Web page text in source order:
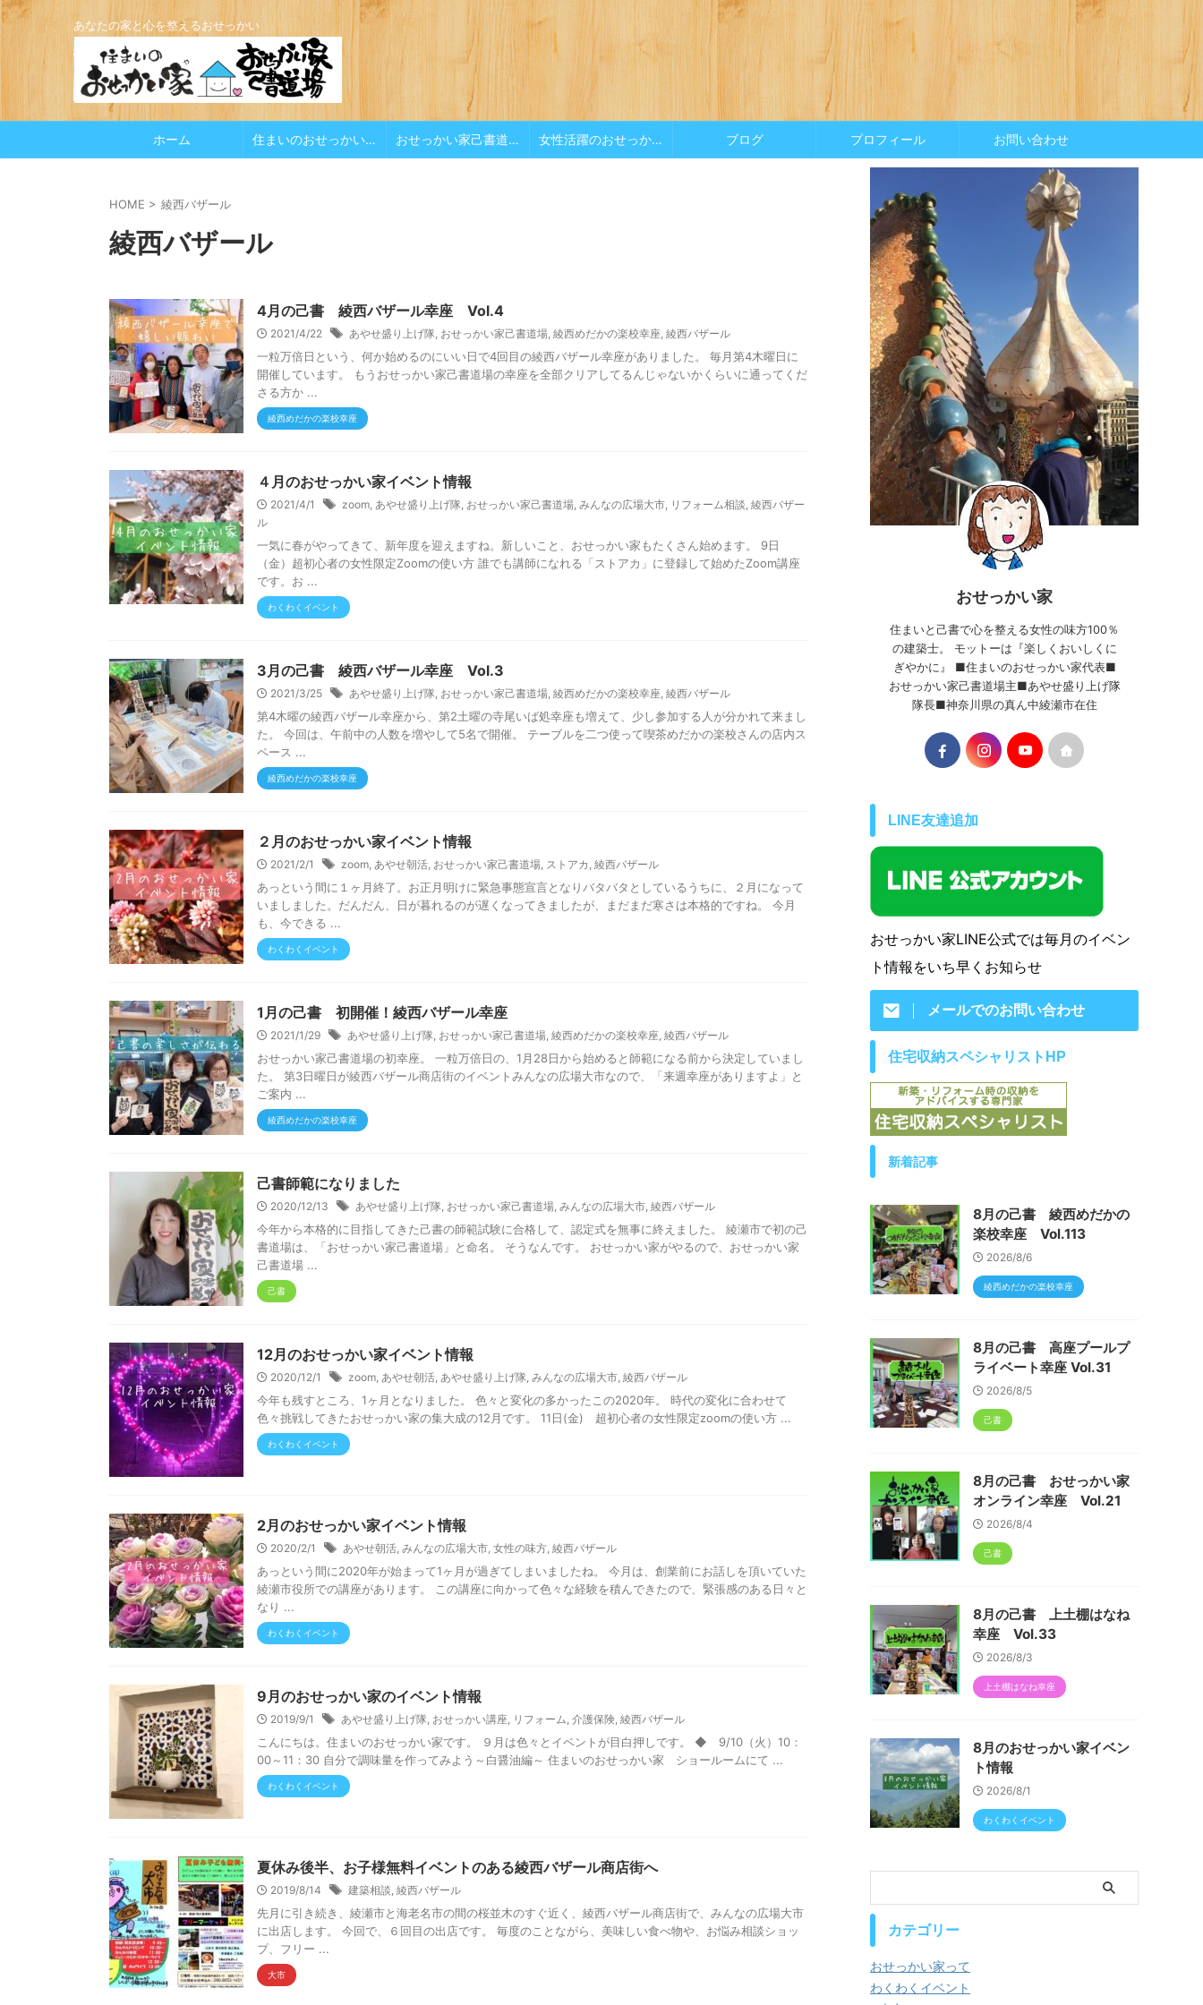
あなたの家と心を整えるおせっかい
ホーム 住まいのおせっかい家 おせっかい家己書道場 女性活躍のおせっかい ブログ プロフィール お問い合わせ
HOME > 綾西バザール
綾西バザール
4月の己書 綾西バザール幸座 Vol.4
2021/4/22 あやせ盛り上げ隊, おせっかい家己書道場, 綾西めだかの楽校幸座, 綾西バザール
一粒万倍日という、何か始めるのにいい日で4回目の綾西バザール幸座がありました。 毎月第4木曜日に
開催しています。 もうおせっかい家己書道場の幸座を全部クリアしてるんじゃないかくらいに通ってくだ
さる方か ...
綾西めだかの楽校幸座
４月のおせっかい家イベント情報
2021/4/1 zoom, あやせ盛り上げ隊, おせっかい家己書道場, みんなの広場大市, リフォーム相談, 綾西バザー
ル
一気に春がやってきて、新年度を迎えますね。新しいこと、おせっかい家もたくさん始めます。 9日
（金）超初心者の女性限定Zoomの使い方 誰でも講師になれる「ストアカ」に登録して始めたZoom講座
です。お ...
わくわくイベント
3月の己書 綾西バザール幸座 Vol.3
2021/3/25 あやせ盛り上げ隊, おせっかい家己書道場, 綾西めだかの楽校幸座, 綾西バザール
第4木曜の綾西バザール幸座から、第2土曜の寺尾いば処幸座も増えて、少し参加する人が分かれて来まし
た。 今回は、午前中の人数を増やして5名で開催。 テーブルを二つ使って喫茶めだかの楽校さんの店内ス
ペース ...
綾西めだかの楽校幸座
２月のおせっかい家イベント情報
2021/2/1 zoom, あやせ朝活, おせっかい家己書道場, ストアカ , 綾西バザール
あっという間に１ヶ月終了。お正月明けに緊急事態宣言となりバタバタとしているうちに、２月になって
いましました。だんだん、日が暮れるのが遅くなってきましたが、まだまだ寒さは本格的ですね。 今月
も、今できる ...
わくわくイベント
1月の己書 初開催！綾西バザール幸座
2021/1/29 あやせ盛り上げ隊, おせっかい家己書道場, 綾西めだかの楽校幸座, 綾西バザール
おせっかい家己書道場の初幸座。 一粒万倍日の、1月28日から始めると師範になる前から決定していまし
た。 第3日曜日が綾西バザール商店街のイベントみんなの広場大市なので、「来週幸座がありますよ」と
ご案内 ...
綾西めだかの楽校幸座
己書師範になりました
2020/12/13 あやせ盛り上げ隊, おせっかい家己書道場, みんなの広場大市, 綾西バザール
今年から本格的に目指してきた己書の師範試験に合格して、認定式を無事に終えました。 綾瀬市で初の己
書道場は、「おせっかい家己書道場」と命名。 そうなんです。 おせっかい家がやるので、おせっかい家
己書道場 ...
己書
12月のおせっかい家イベント情報
2020/12/1 zoom, あやせ朝活, あやせ盛り上げ隊, みんなの広場大市, 綾西バザール
今年も残すところ、1ヶ月となりました。 色々と変化の多かったこの2020年。 時代の変化に合わせて
色々挑戦してきたおせっかい家の集大成の12月です。 11日(金) 超初心者の女性限定zoomの使い方 ...
わくわくイベント
2月のおせっかい家イベント情報
2020/2/1 あやせ朝活, みんなの広場大市, 女性の味方, 綾西バザール
あっという間に2020年が始まって1ヶ月が過ぎてしまいましたね。 今月は、創業前にお話しを頂いていた
綾瀬市役所での講座があります。 この講座に向かって色々な経験を積んできたので、緊張感のある日々と
なり ...
わくわくイベント
9月のおせっかい家のイベント情報
2019/9/1 あやせ盛り上げ隊, おせっかい講座, リフォーム, 介護保険, 綾西バザール
こんにちは。住まいのおせっかい家です。 ９月は色々とイベントが目白押しです。 ◆ 9/10（火）10：
00～11：30 自分で調味量を作ってみよう～白醤油編～ 住まいのおせっかい家 ショールームにて ...
わくわくイベント
夏休み後半、お子様無料イベントのある綾西バザール商店街へ
2019/8/14 建築相談, 綾西バザール
先月に引き続き、綾瀬市と海老名市の間の桜並木のすぐ近く、綾西バザール商店街で、みんなの広場大市
に出店します。 今回で、６回目の出店です。 毎度のことながら、美味しい食べ物や、お悩み相談ショッ
プ、フリー ...
大市
おせっかい家
住まいと己書で心を整える女性の味方100％
の建築士。 モットーは『楽しくおいしくに
ぎやかに』 ■住まいのおせっかい家代表■
おせっかい家己書道場主■あやせ盛り上げ隊
隊長■神奈川県の真ん中綾瀬市在住
LINE友達追加
おせっかい家LINE公式では毎月のイベン
ト情報をいち早くお知らせ
メールでのお問い合わせ
住宅収納スペシャリストHP
新着記事
8月の己書 綾西めだかの
楽校幸座 Vol.113
2026/8/6
綾西めだかの楽校幸座
8月の己書 高座プールプ
ライベート幸座 Vol.31
2026/8/5
己書
8月の己書 おせっかい家
オンライン幸座 Vol.21
2026/8/4
己書
8月の己書 上土棚はなね
幸座 Vol.33
2026/8/3
上土棚はなね幸座
8月のおせっかい家イベン
ト情報
2026/8/1
わくわくイベント
カテゴリー
おせっかい家って
わくわくイベント